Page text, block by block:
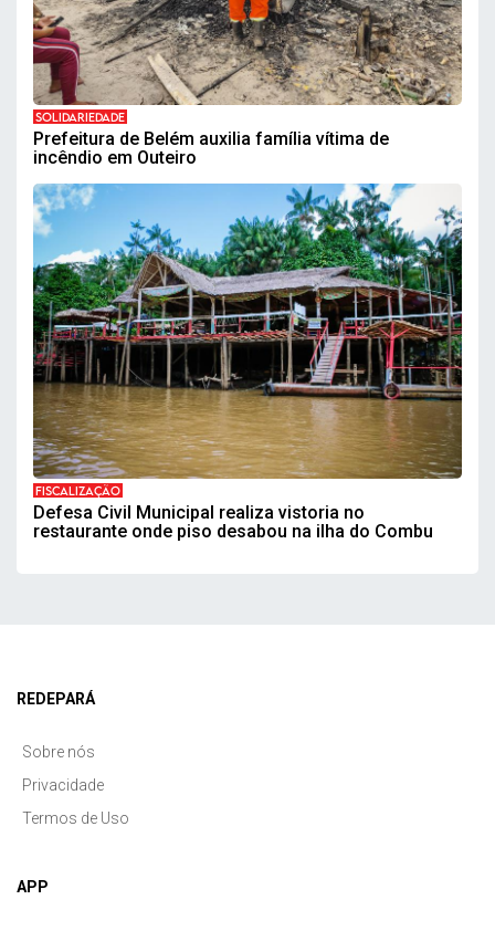
SOLIDARIEDADE
Prefeitura de Belém auxilia família vítima de
incêndio em Outeiro
FISCALIZAÇÃO
Defesa Civil Municipal realiza vistoria no
restaurante onde piso desabou na ilha do Combu
REDEPARÁ
Sobre nós
Privacidade
Termos de Uso
APP